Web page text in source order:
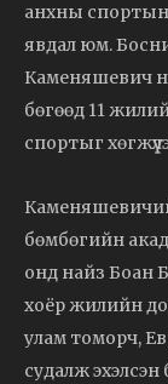
анхны спортын
явдал юм.
Каменяшевич
бөгөөд 11
спортыг
бөмбөгийн
онд найз Боан
хоёр жилийн
улам томорч,
судалж